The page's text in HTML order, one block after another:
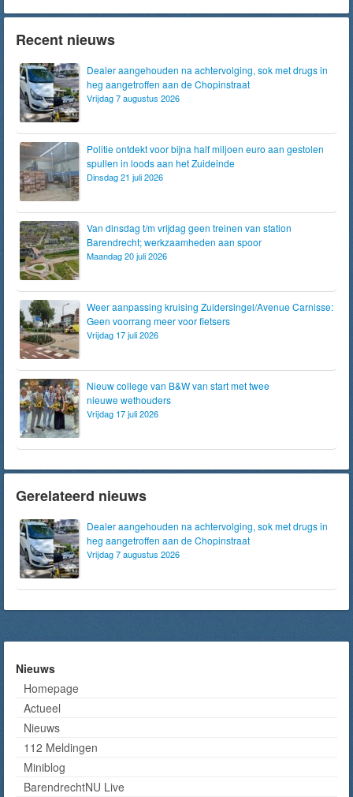
Recent nieuws
Dealer aangehouden na achtervolging, sok met drugs in
heg aangetroffen aan de Chopinstraat
Vrijdag 7 augustus 2026
Politie ontdekt voor bijna half miljoen euro aan gestolen
spullen in loods aan het Zuideinde
Dinsdag 21 juli 2026
Van dinsdag t/m vrijdag geen treinen van station
Barendrecht; werkzaamheden aan spoor
Maandag 20 juli 2026
Weer aanpassing kruising Zuidersingel/Avenue Carnisse:
Geen voorrang meer voor fietsers
Vrijdag 17 juli 2026
Nieuw college van B&W van start met twee
nieuwe wethouders
Vrijdag 17 juli 2026
Gerelateerd nieuws
Dealer aangehouden na achtervolging, sok met drugs in
heg aangetroffen aan de Chopinstraat
Vrijdag 7 augustus 2026
Nieuws
Homepage
Actueel
Nieuws
112 Meldingen
Miniblog
BarendrechtNU Live